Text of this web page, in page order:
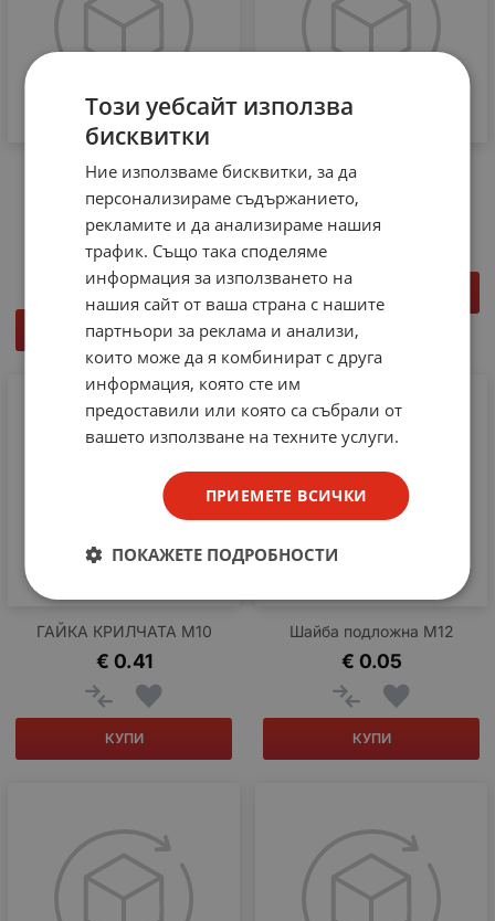
DIN 7504-P Винт
фрезенкова глава
3.9x32mm PH
0.04
€
КУПИ
ТЕФЛОНОВА ЛЕНТА
12мм*10м*0.075мм синя
ГАЙКА КРИЛЧАТА М10
0.41
€
КУПИ
Шайба подложна M12
0.05
€
КУПИ
Този уебсайт използва
бисквитки
Ние използваме бисквитки, за да
персонализираме съдържанието,
рекламите и да анализираме нашия
трафик. Също така споделяме
информация за използването на
нашия сайт от ваша страна с нашите
партньори за реклама и анализи,
които може да я комбинират с друга
информация, която сте им
предоставили или която са събрали от
вашето използване на техните услуги.
ПРИЕМЕТЕ ВСИЧКИ
ПОКАЖЕТЕ ПОДРОБНОСТИ